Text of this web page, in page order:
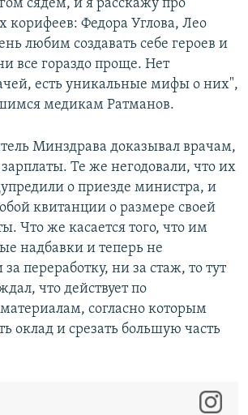
сядем, и я расскажу про
корифеев: Федора Углова, Лео
любим создавать себе героев и
все гораздо проще. Нет
есть уникальные мифы о них",
медикам Ратманов.
Минздрава доказывал врачам,
Те же негодовали, что их
о приезде министра, и
квитанции о размере своей
Что же касается того, что им
надбавки и теперь не
переработку, ни за стаж, то тут
что действует по
согласно которым
оклад и срезать большую часть